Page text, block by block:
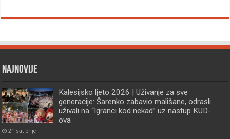
Najnovije
Kalesijsko ljeto 2026 | Uživanje za sve
generacije: Šarenko zabavio mališane, odrasli
uživali na “Igranci kod nekad” uz nastup KUD-
ova
21 sat prije